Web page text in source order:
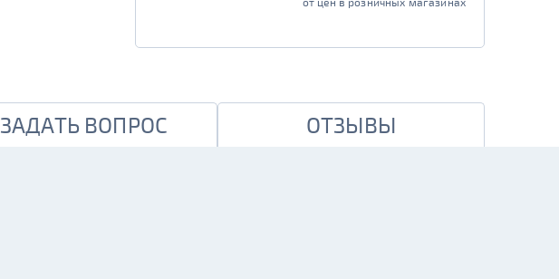
ЗАДАТЬ ВОПРОС ОТЗЫВЫ